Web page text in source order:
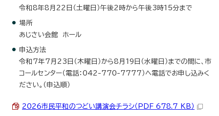
令和8年8月22日（土曜日）午後2時から午後3時15分まで
場所
あじさい会館 ホール
申込方法
令和7年7月23日（木曜日）から8月19日（水曜日）までの間に、市
コールセンター（電話：042-770-7777）へ電話でお申し込みく
ださい。（申込順）
2026市民平和のつどい講演会チラシ（PDF 678.7 KB）